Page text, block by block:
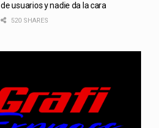
de usuarios y nadie da la cara
520 SHARES